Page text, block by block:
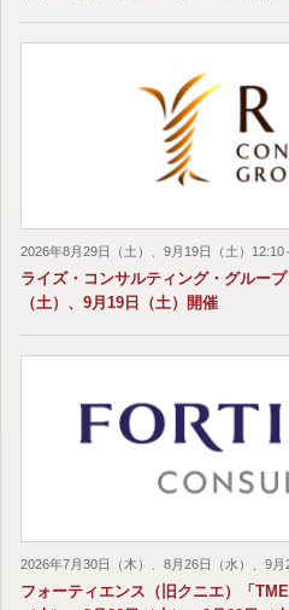
2026年8月29日（土）、9月19日（土）12:10
ライズ・コンサルティング・グルー
（土）、9月19日（土）開催
2026年7月30日（木）、8月26日（水）、9
フォーティエンス（旧クニエ）「